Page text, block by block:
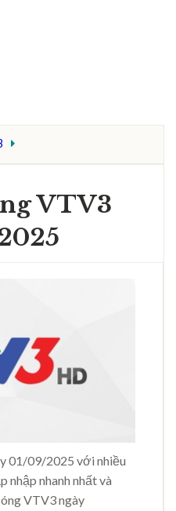
VTV3
01/09/2025 với nhiều
nhập nhanh nhất và
VTV3 ngày